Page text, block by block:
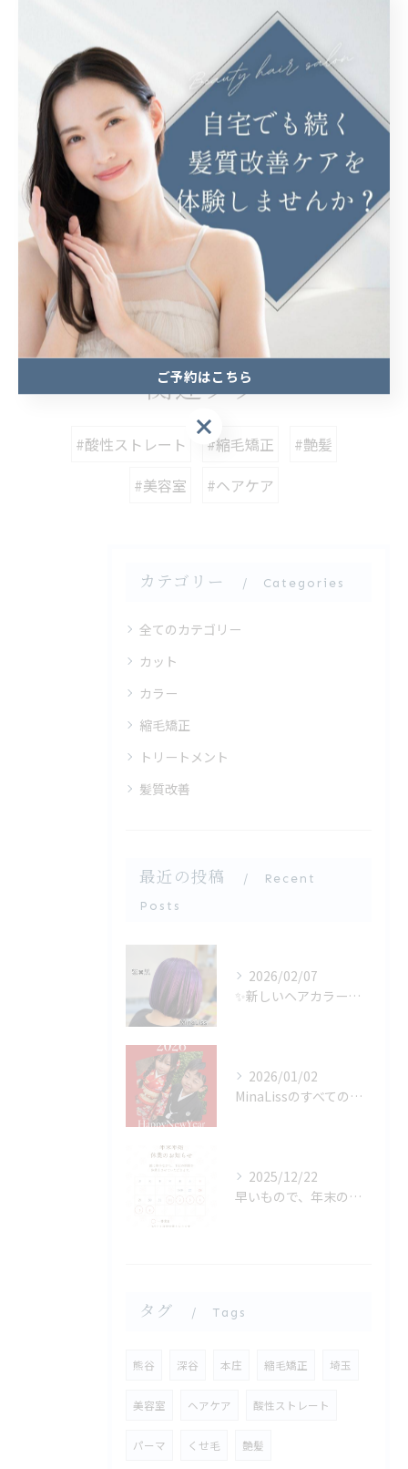
#ヘアメイク
#癒しの空間
#東京美容室
埼玉で髪質改善へと導くケア埼玉で髪質を見極めた縮毛
矯正
埼玉での細やかなトリートメント
髪質改善 縮毛矯正 トリートメント
< 前のページ 一覧に戻る
関連タグ
#酸性ストレート #縮毛矯正
#艶髪
#美容室
#ヘアケア
カテゴリー Categories
全てのカテゴリー
カット
カラー
縮毛矯正
トリートメント
髪質改善
最近の投稿
Recent
Posts
2026/02/07
✨新しいヘアカラーをお探しの方にぴったり✨バイオレットカラー...
2026/01/02
MinaLissのすべての大切なお客様へ
2025/12/22
早いもので、年末のご挨拶をさせて頂く時期となりました。
タグ Tags
熊谷 深谷 本庄 縮毛矯正 埼玉
美容室 ヘアケア 酸性ストレート
パーマ くせ毛 艶髪
ご予約はこちら
ご予約はこちら